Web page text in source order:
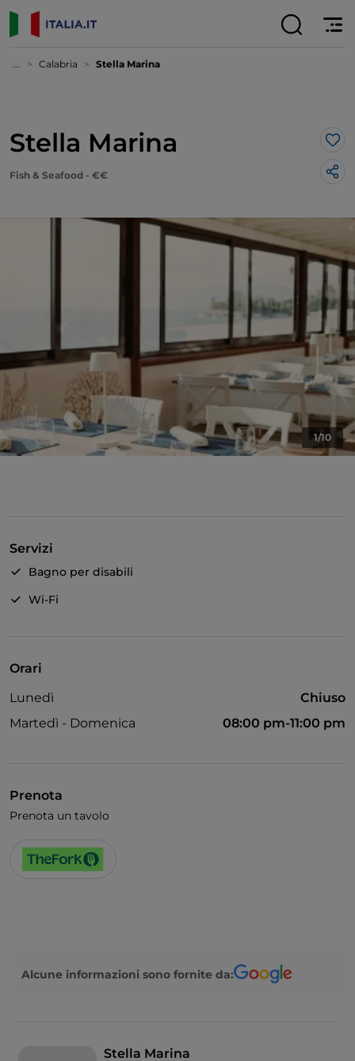
... Calabria Stella Marina
Stella Marina
Fish & Seafood - €€
1/10
Servizi
Bagno per disabili
Wi-Fi
Orari
Lunedì
Chiuso
Martedì - Domenica
08:00 pm-11:00 pm
Prenota
Prenota un tavolo
Alcune informazioni sono fornite da:
Stella Marina